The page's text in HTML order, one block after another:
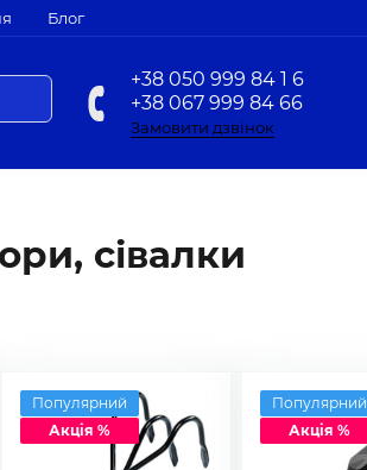
Блог
+38 050 999 84 1 6
+38 067 999 84 66
Замовити дзвінок
сівалки
Популярний
Акція %
Популярний
Акція %